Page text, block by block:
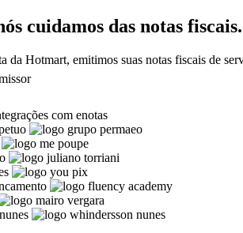
cuidamos das notas fiscais.
da Hotmart, emitimos suas notas fiscais de